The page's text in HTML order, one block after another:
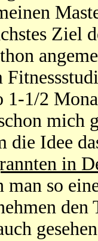
Ziel
1-1/2
mich
die Idee
in
so
den